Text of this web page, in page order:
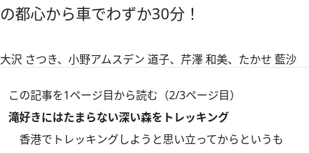
の都心から車でわずか30分！
大沢 さつき、小野アムスデン 道子、芹澤 和美、たかせ 藍沙
この記事を1ページ目から読む（2/3ページ目）
滝好きにはたまらない深い森をトレッキング
香港でトレッキングしようと思い立ってからというも